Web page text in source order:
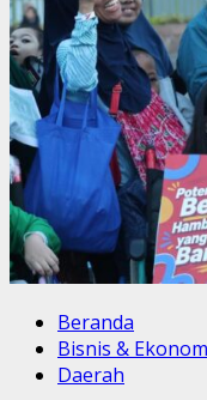
Beranda
Bisnis &
Daerah